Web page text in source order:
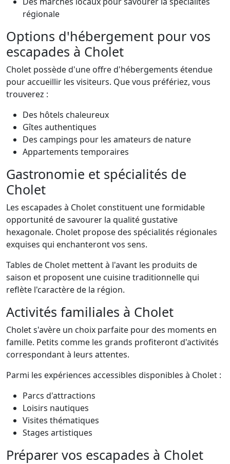
régionale
Options d'hébergement pour vos
escapades à Cholet
Cholet possède d'une offre d'hébergements étendue
pour accueillir les visiteurs. Que vous préfériez, vous
trouverez :
Des hôtels chaleureux
Gîtes authentiques
Des campings pour les amateurs de nature
Appartements temporaires
Gastronomie et spécialités de
Cholet
Les escapades à Cholet constituent une formidable
opportunité de savourer la qualité gustative
hexagonale. Cholet propose des spécialités régionales
exquises qui enchanteront vos sens.
Tables de Cholet mettent à l'avant les produits de
saison et proposent une cuisine traditionnelle qui
reflète l'caractère de la région.
Activités familiales à Cholet
Cholet s'avère un choix parfaite pour des moments en
famille. Petits comme les grands profiteront d'activités
correspondant à leurs attentes.
Parmi les expériences accessibles disponibles à Cholet :
Parcs d'attractions
Loisirs nautiques
Visites thématiques
Stages artistiques
Préparer vos escapades à Cholet